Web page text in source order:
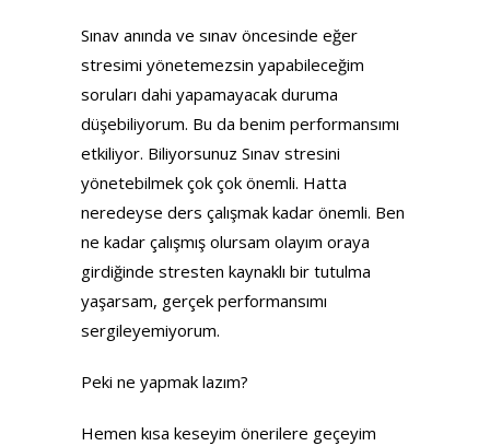
Sınav anında ve sınav öncesinde eğer
stresimi yönetemezsin yapabileceğim
soruları dahi yapamayacak duruma
düşebiliyorum. Bu da benim performansımı
etkiliyor. Biliyorsunuz Sınav stresini
yönetebilmek çok çok önemli. Hatta
neredeyse ders çalışmak kadar önemli. Ben
ne kadar çalışmış olursam olayım oraya
girdiğinde stresten kaynaklı bir tutulma
yaşarsam, gerçek performansımı
sergileyemiyorum.
Peki ne yapmak lazım?
Hemen kısa keseyim önerilere geçeyim